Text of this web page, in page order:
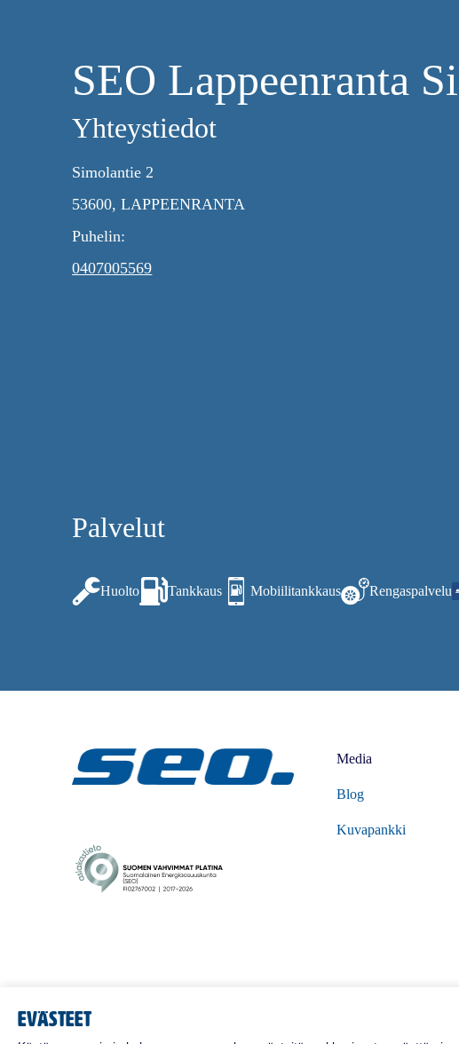
SEO Lappeenranta
Yhteystiedot
Simolantie 2
53600, LAPPEENRANTA
Puhelin:
0407005569
Palvelut
Huolto Tankkaus Mobiilitankkaus Rengaspalvelu
Media
Blog
Kuvapankki
Evästeet